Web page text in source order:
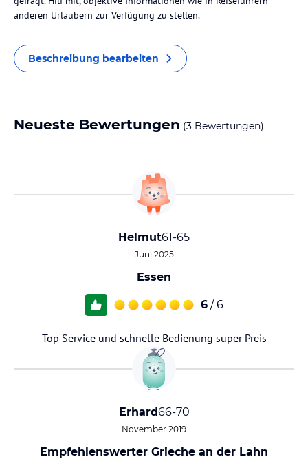
anderen Urlaubern zur Verfügung zu stellen.
Beschreibung bearbeiten
Neueste Bewertungen (3 Bewertungen)
Helmut61-65
Juni 2025
Essen
6 / 6
Top Service und schnelle Bedienung super Preis
Erhard66-70
November 2019
Empfehlenswerter Grieche an der Lahn